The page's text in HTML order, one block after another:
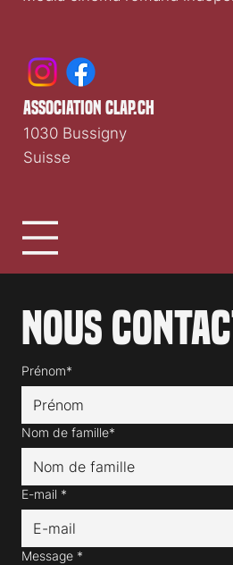
Nous
Prénom*
Nom de famille*
E-mail *
Message *
association clap.ch
1030 Bussigny
Suisse